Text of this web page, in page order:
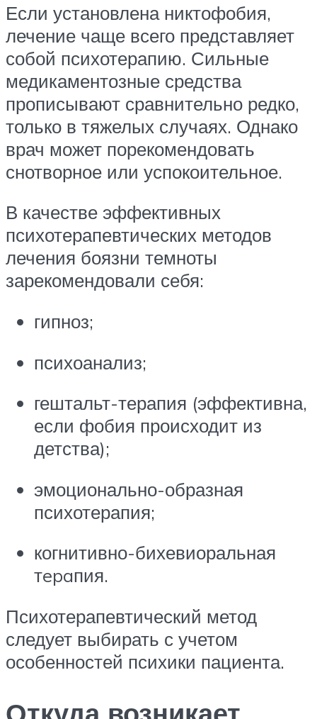
Если установлена никтофобия,
лечение чаще всего представляет
собой психотерапию. Сильные
медикаментозные средства
прописывают сравнительно редко,
только в тяжелых случаях. Однако
врач может порекомендовать
снотворное или успокоительное.
В качестве эффективных
психотерапевтических методов
лечения боязни темноты
зарекомендовали себя:
гипноз;
психоанализ;
гештальт-терапия (эффективна,
если фобия происходит из
детства);
эмоционально-образная
психотерапия;
когнитивно-бихевиоральная
тepaпия.
Психотерапевтический метод
следует выбирать с учетом
особенностей психики пациента.